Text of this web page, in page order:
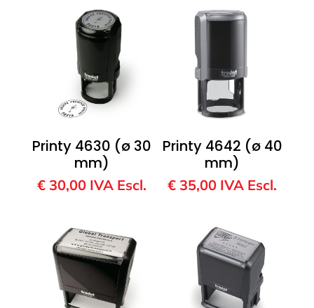
Printy 4630 (ø 30
mm)
€30,00 IVA Escl.
Printy 4642 (ø 40
mm)
€ 35,00 IVA Escl.